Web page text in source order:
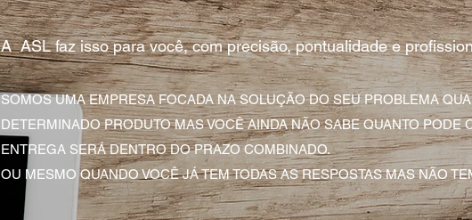
A ASL faz isso para você, com precisão, pontualidade e
SOMOS UMA EMPRESA FOCADA NA SOLUÇÃO DO SEU PROBLEMA
DETERMINADO PRODUTO MAS VOCÊ AINDA NÃO SABE QUANTO PODE
ENTREGA SERÁ DENTRO DO PRAZO COMBINADO.
OU MESMO QUANDO VOCÊ JÁ TEM TODAS AS RESPOSTAS MAS NÃO